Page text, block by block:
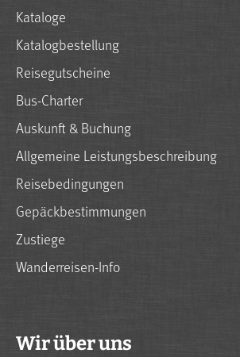
Kataloge
Katalogbestellung
Reisegutscheine
Bus-Charter
Auskunft & Buchung
Allgemeine Leistungsbeschreibung
Reisebedingungen
Gepäckbestimmungen
Zustiege
Wanderreisen-Info
Wir über uns